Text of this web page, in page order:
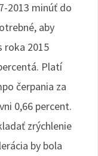
2013 minúť do
aby
roka 2015
Platí
čerpania za
0,66 percent.
zrýchlenie
by bola